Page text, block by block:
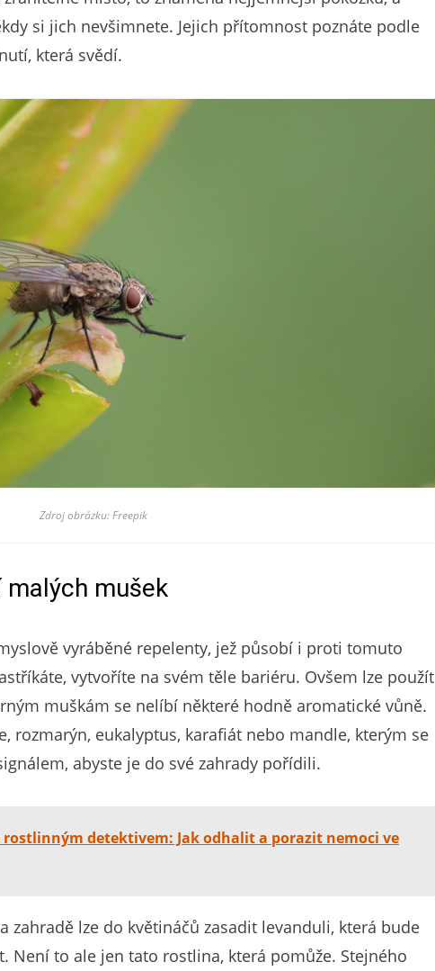
si jich nevšimnete. Jejich přítomnost poznáte podle
která svědí.
Zdroj obrázku: Freepik
malých mušek
vyráběné repelenty, jež působí i proti tomuto
vytvoříte na svém těle bariéru. Ovšem lze použít
muškám se nelíbí některé hodně aromatické vůně.
rozmarýn, eukalyptus, karafiát nebo mandle, kterým se
abyste je do své zahrady pořídili.
rostlinným detektivem: Jak odhalit a porazit nemoci ve
zahradě lze do květináčů zasadit levanduli, která bude
Není to ale jen tato rostlina, která pomůže. Stejného